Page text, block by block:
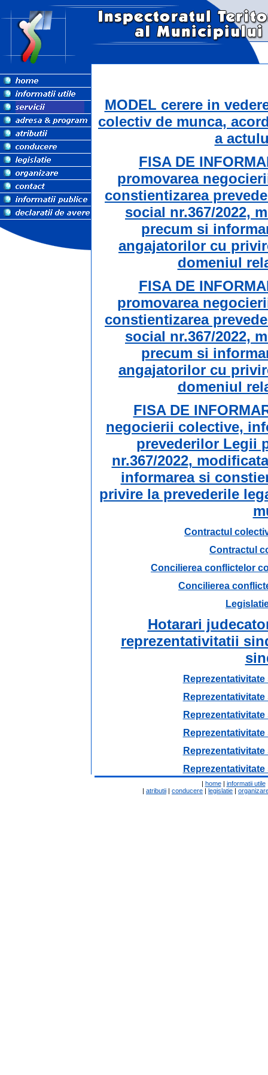
MODEL cerere in
colectiv de munca,
a
FISA DE
promovarea
constientizarea
social nr.367/2022,
precum si
angajatorilor cu
domeniul
FISA DE
promovarea
constientizarea
social nr.367/2022,
precum si
angajatorilor cu
domeniul
FISA DE
negocierii colective,
prevederilor Legii
nr.367/2022,
informarea si
privire la prevederile
Contractul
Contractul
Concilierea conflictelor
Concilierea
Hotarari
reprezentativitatii
Reprezentativitate
Reprezentativitate
Reprezentativitate
Reprezentativitate
Reprezentativitate
Reprezentativitate
| home| informatii utile
| atributii | conducere | legislatie |